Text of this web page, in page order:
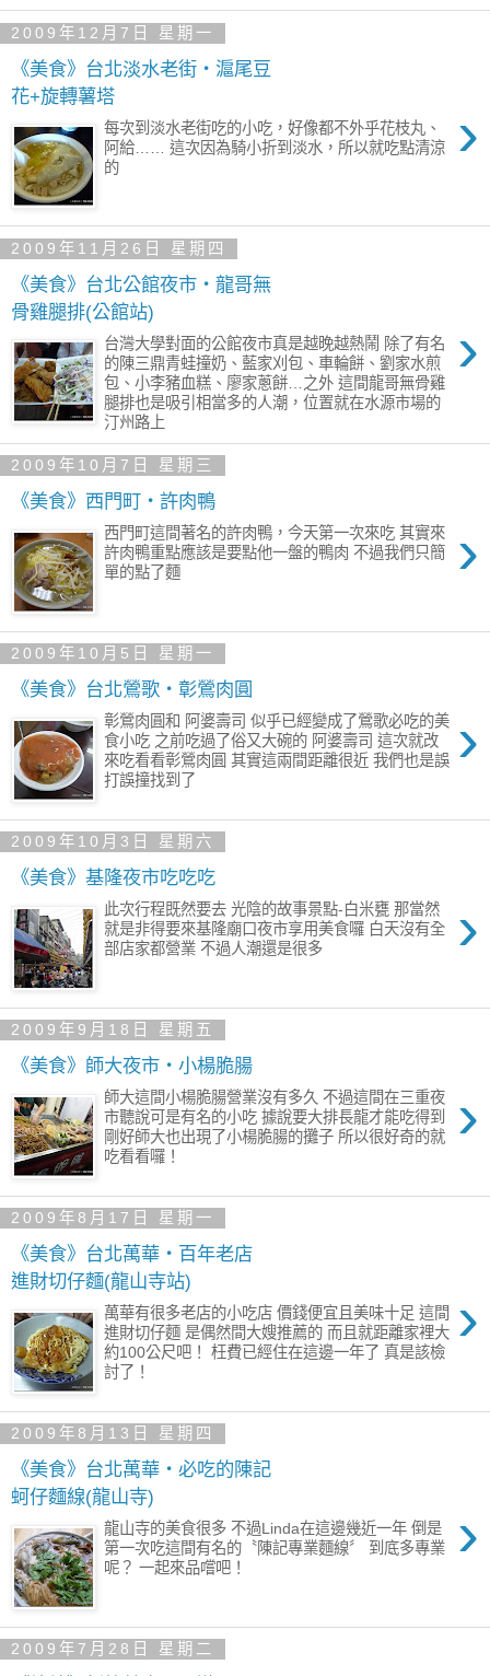
2009年12月7日 星期一
《美食》台北淡水老街‧滬尾豆
花+旋轉薯塔
›
每次到淡水老街吃的小吃，好像都不外乎花枝丸、
阿給…… 這次因為騎小折到淡水，所以就吃點清涼
的
2009年11月26日 星期四
《美食》台北公館夜市‧龍哥無
骨雞腿排(公館站)
›
台灣大學對面的公館夜市真是越晚越熱鬧 除了有名
的陳三鼎青蛙撞奶、藍家刈包、車輪餅、劉家水煎
包、小李豬血糕、廖家蔥餅…之外 這間龍哥無骨雞
腿排也是吸引相當多的人潮，位置就在水源市場的
汀州路上
2009年10月7日 星期三
《美食》西門町‧許肉鴨
›
西門町這間著名的許肉鴨，今天第一次來吃 其實來
許肉鴨重點應該是要點他一盤的鴨肉 不過我們只簡
單的點了麵
2009年10月5日 星期一
《美食》台北鶯歌‧彰鶯肉圓
›
彰鶯肉圓和 阿婆壽司 似乎已經變成了鶯歌必吃的美
食小吃 之前吃過了俗又大碗的 阿婆壽司 這次就改
來吃看看彰鶯肉圓 其實這兩間距離很近 我們也是誤
打誤撞找到了
2009年10月3日 星期六
《美食》基隆夜市吃吃吃
›
此次行程既然要去 光陰的故事景點-白米甕 那當然
就是非得要來基隆廟口夜市享用美食囉 白天沒有全
部店家都營業 不過人潮還是很多
2009年9月18日 星期五
《美食》師大夜市‧小楊脆腸
›
師大這間小楊脆腸營業沒有多久 不過這間在三重夜
市聽說可是有名的小吃 據說要大排長龍才能吃得到
剛好師大也出現了小楊脆腸的攤子 所以很好奇的就
吃看看囉！
2009年8月17日 星期一
《美食》台北萬華‧百年老店
進財切仔麵(龍山寺站)
›
萬華有很多老店的小吃店 價錢便宜且美味十足 這間
進財切仔麵 是偶然間大嫂推薦的 而且就距離家裡大
約100公尺吧！ 枉費已經住在這邊一年了 真是該檢
討了！
2009年8月13日 星期四
《美食》台北萬華‧必吃的陳記
蚵仔麵線(龍山寺)
›
龍山寺的美食很多 不過Linda在這邊幾近一年 倒是
第一次吃這間有名的〝陳記專業麵線〞 到底多專業
呢？ 一起來品嚐吧！
2009年7月28日 星期二